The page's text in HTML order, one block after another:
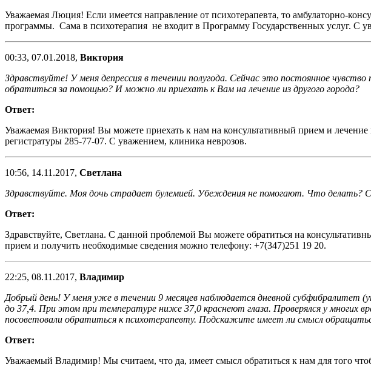
Уважаемая Люция! Если имеется направление от психотерапевта, то амбулаторно-
программы. Сама в психотерапия не входит в Программу Государственных услуг. С
00:33, 07.01.2018, Виктория
Здравствуйте! У меня депрессия в течении полугода. Сейчас это постоянное
обратиться за помощью? И можно ли приехать к Вам на лечение из другого города?
Ответ:
Уважаемая Виктория! Вы можете приехать к нам на консультативный прием и лечение
регистратуры 285-77-07. С уважением, клиника неврозов.
10:56, 14.11.2017, Светлана
Здравствуйте. Моя дочь страдает булемией. Убеждения не помогают. Что делать?
Ответ:
Здравствуйте, Светлана. С данной проблемой Вы можете обратиться на
прием и получить необходимые сведения можно телефону: +7(347)251 19 20.
22:25, 08.11.2017, Владимир
Добрый день! У меня уже в течении 9 месяцев наблюдается дневной субфибралитет
до 37,4. При этом при температуре ниже 37,0 краснеют глаза. Проверялся у многих
посоветовали обратиться к психотерапевту. Подскажите имеет ли смысл
Ответ:
Уважаемый Владимир! Мы считаем, что да, имеет смысл обратиться к нам для того